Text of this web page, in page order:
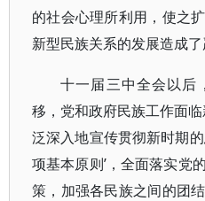
的社会心理所利用，使之
新型民族关系的发展造成了
十一届三中全会以后
移，党和政府民族工作面
泛深入地宣传贯彻新时期
项基本原则’，全面落实党
策，加强各民族之间的团